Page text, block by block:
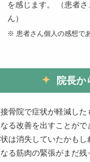
を感じます。 （患者
ん）
※ 患者さん個人の感想で
院長か
接骨院で症状が軽減し
なる改善を出すことが
状は消失していたかも
なる筋肉の緊張がまだ